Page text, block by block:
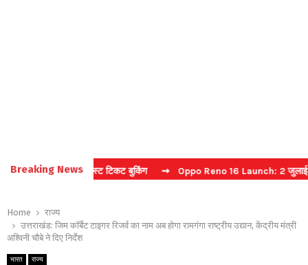
Breaking News
कैप्चा करें फास्ट टिकट बुकिंग ⇝ Oppo Reno 16 Launch: 2 जुलाई को
Home
राज्य
उत्तराखंड: जिम कॉर्बेट टाइगर रिजर्व का नाम अब होगा रामगंगा राष्ट्रीय उद्यान, केंद्रीय मंत्री
अश्विनी चौबे ने दिए निर्देश
भारत राज्य